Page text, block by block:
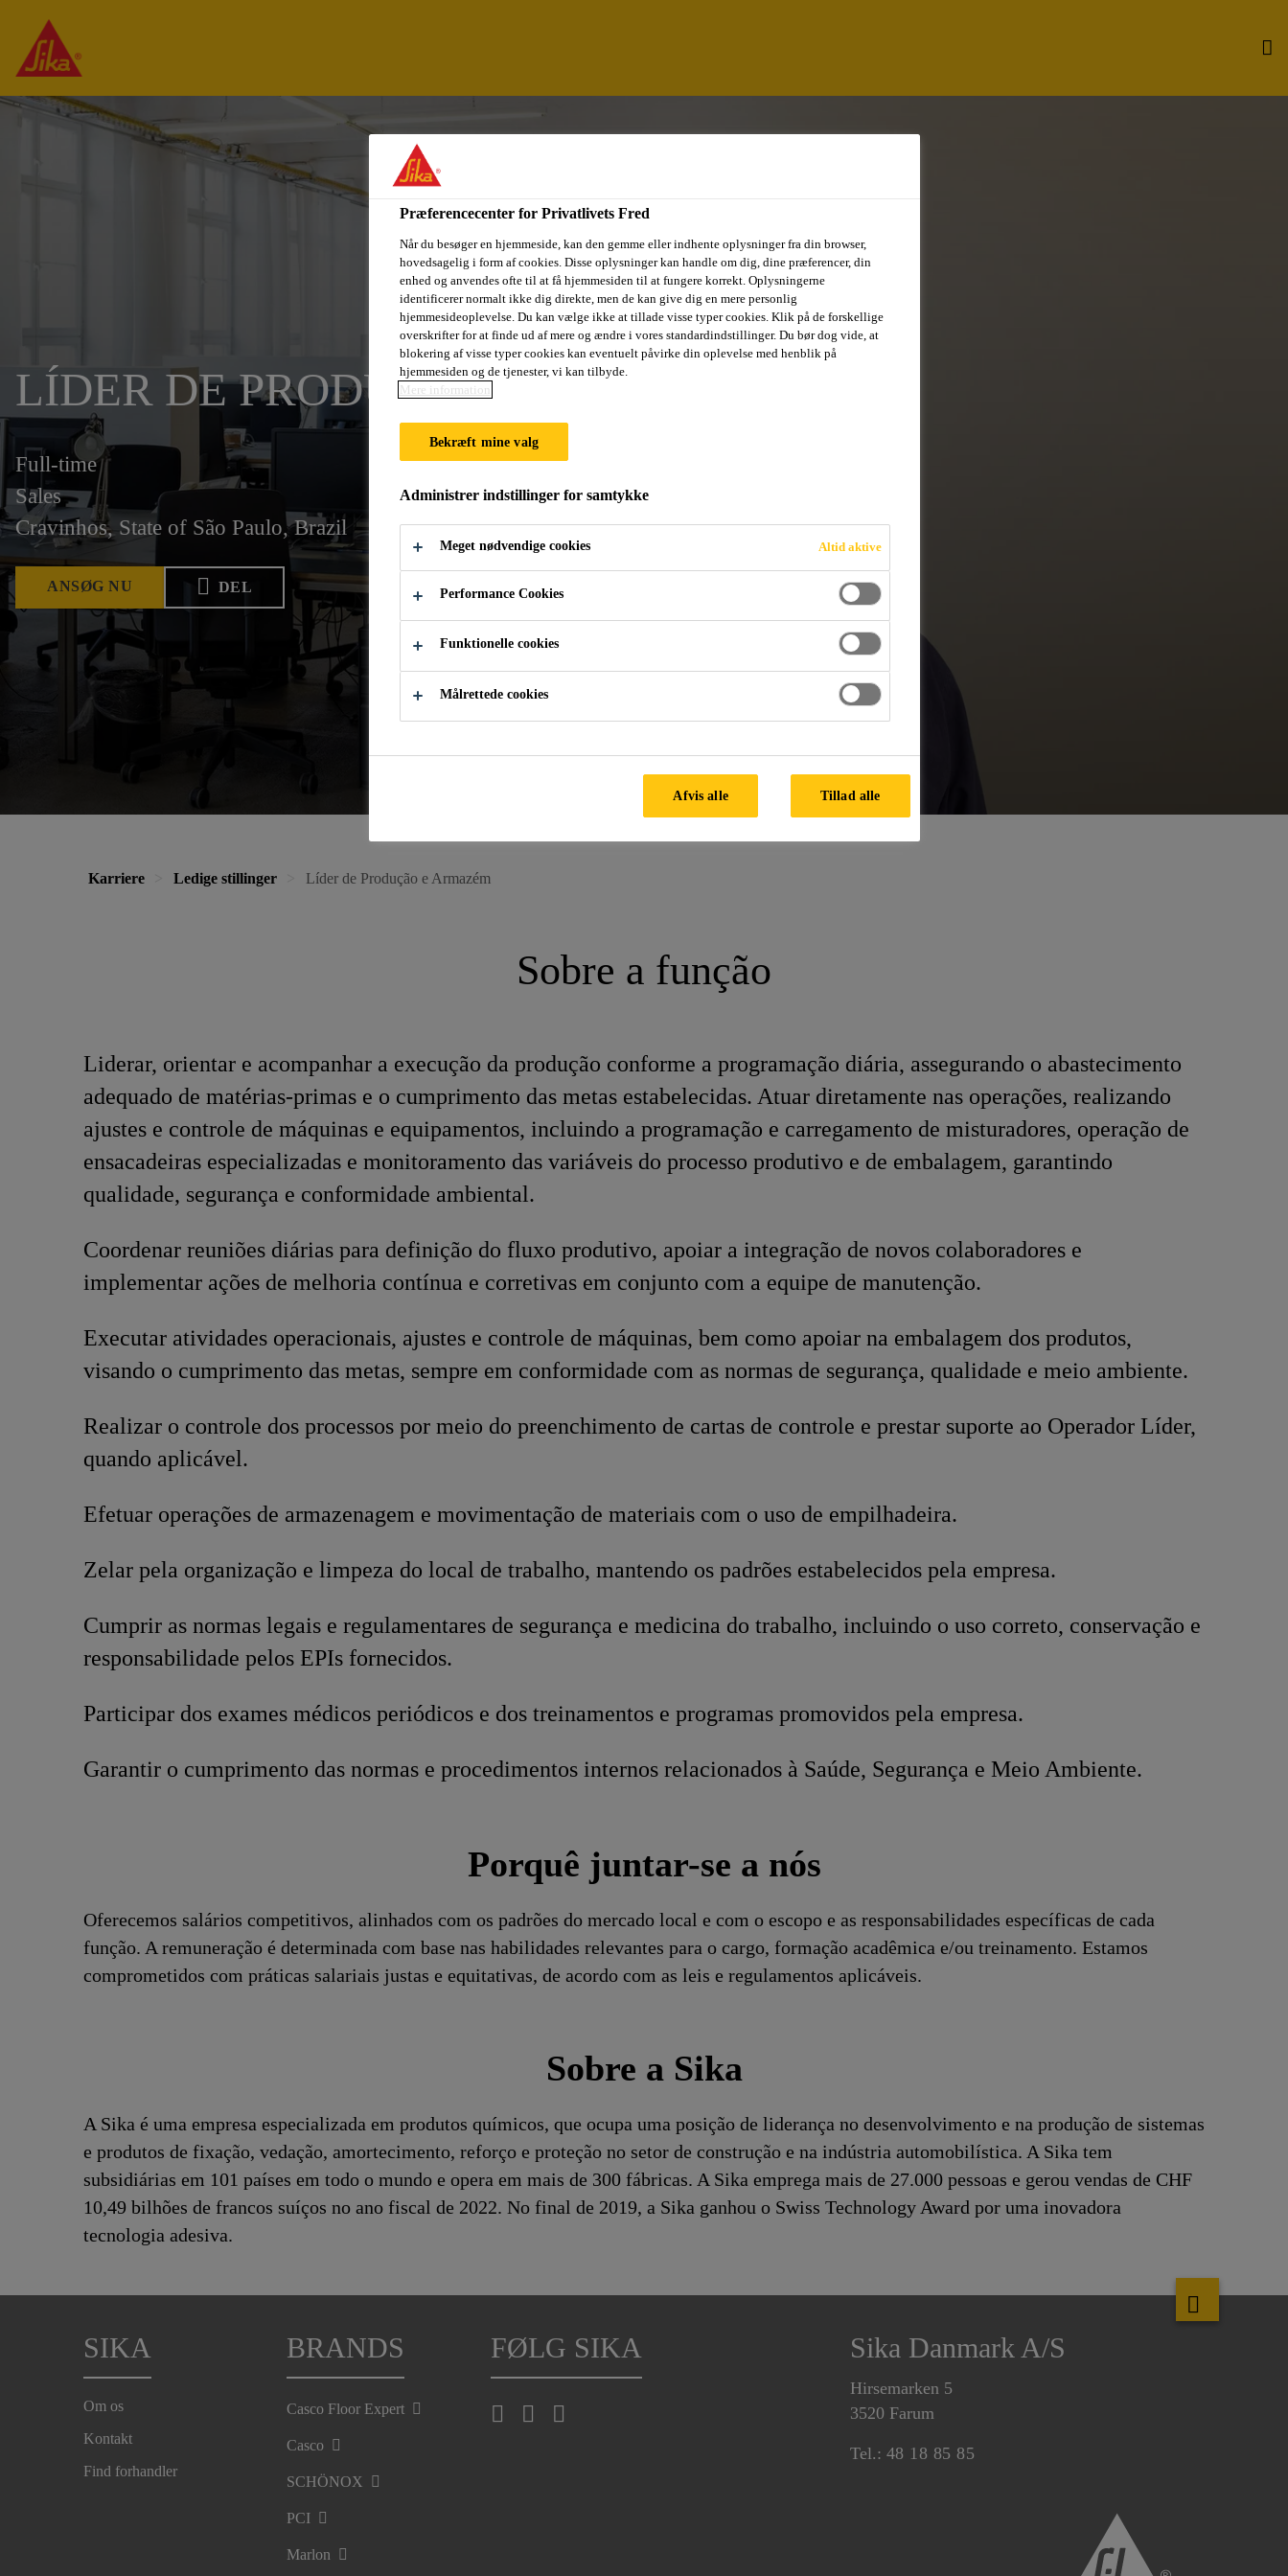
LÍDER DE PRODUÇÃO E ARMAZÉM
Full-time
Sales
Cravinhos, State of São Paulo, Brazil
ANSØG NU DEL
Karriere Ledige stillinger Líder de Produção e Armazém
Sobre a função
Liderar, orientar e acompanhar a execução da produção conforme a programação diária, assegurando o abastecimento
adequado de matérias-primas e o cumprimento das metas estabelecidas. Atuar diretamente nas operações, realizando
ajustes e controle de máquinas e equipamentos, incluindo a programação e carregamento de misturadores, operação de
ensacadeiras especializadas e monitoramento das variáveis do processo produtivo e de embalagem, garantindo
qualidade, segurança e conformidade ambiental.
Coordenar reuniões diárias para definição do fluxo produtivo, apoiar a integração de novos colaboradores e
implementar ações de melhoria contínua e corretivas em conjunto com a equipe de manutenção.
Executar atividades operacionais, ajustes e controle de máquinas, bem como apoiar na embalagem dos produtos,
visando o cumprimento das metas, sempre em conformidade com as normas de segurança, qualidade e meio ambiente.
Realizar o controle dos processos por meio do preenchimento de cartas de controle e prestar suporte ao Operador Líder,
quando aplicável.
Efetuar operações de armazenagem e movimentação de materiais com o uso de empilhadeira.
Zelar pela organização e limpeza do local de trabalho, mantendo os padrões estabelecidos pela empresa.
Cumprir as normas legais e regulamentares de segurança e medicina do trabalho, incluindo o uso correto, conservação e
responsabilidade pelos EPIs fornecidos.
Participar dos exames médicos periódicos e dos treinamentos e programas promovidos pela empresa.
Garantir o cumprimento das normas e procedimentos internos relacionados à Saúde, Segurança e Meio Ambiente.
Porquê juntar-se a nós
Oferecemos salários competitivos, alinhados com os padrões do mercado local e com o escopo e as responsabilidades específicas de cada
função. A remuneração é determinada com base nas habilidades relevantes para o cargo, formação acadêmica e/ou treinamento. Estamos
comprometidos com práticas salariais justas e equitativas, de acordo com as leis e regulamentos aplicáveis.
Sobre a Sika
A Sika é uma empresa especializada em produtos químicos, que ocupa uma posição de liderança no desenvolvimento e na produção de sistemas
e produtos de fixação, vedação, amortecimento, reforço e proteção no setor de construção e na indústria automobilística. A Sika tem
subsidiárias em 101 países em todo o mundo e opera em mais de 300 fábricas. A Sika emprega mais de 27.000 pessoas e gerou vendas de CHF
10,49 bilhões de francos suíços no ano fiscal de 2022. No final de 2019, a Sika ganhou o Swiss Technology Award por uma inovadora
tecnologia adesiva.
SIKA
Om os
Kontakt
Find forhandler
BRANDS
Casco Floor Expert
Casco
SCHÖNOX
PCI
Marlon
FØLG SIKA Sika Danmark A/S
Hirsemarken 5
3520 Farum
Tel.: 48 18 85 85
Præferencecenter for Privatlivets Fred
Når du besøger en hjemmeside, kan den gemme eller indhente oplysninger fra din browser,
hovedsagelig i form af cookies. Disse oplysninger kan handle om dig, dine præferencer, din
enhed og anvendes ofte til at få hjemmesiden til at fungere korrekt. Oplysningerne
identificerer normalt ikke dig direkte, men de kan give dig en mere personlig
hjemmesideoplevelse. Du kan vælge ikke at tillade visse typer cookies. Klik på de forskellige
overskrifter for at finde ud af mere og ændre i vores standardindstillinger. Du bør dog vide, at
blokering af visse typer cookies kan eventuelt påvirke din oplevelse med henblik på
hjemmesiden og de tjenester, vi kan tilbyde.
Mere information
Bekræft mine valg
Administrer indstillinger for samtykke
Meget nødvendige cookies Altid aktive
Performance Cookies
Funktionelle cookies
Målrettede cookies
Afvis alle Tillad alle